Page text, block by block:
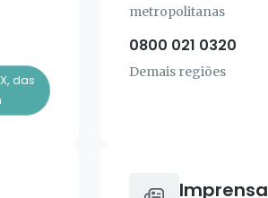
das
metropolitanas
0800 021 0320
Demais regiões
Imprensa